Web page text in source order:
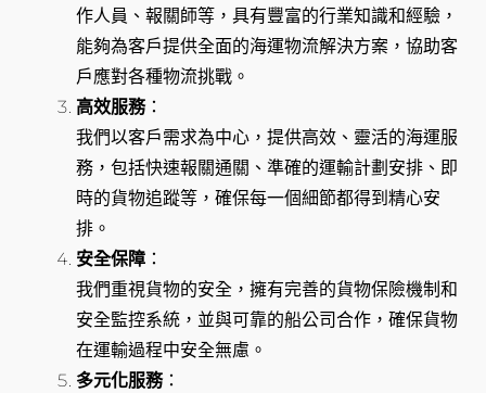
作人員、報關師等，具有豐富的行業知識和經驗，
能夠為客戶提供全面的海運物流解決方案，協助客
戶應對各種物流挑戰。
高效服務：
我們以客戶需求為中心，提供高效、靈活的海運服
務，包括快速報關通關、準確的運輸計劃安排、即
時的貨物追蹤等，確保每一個細節都得到精心安
排。
安全保障 ：
我們重視貨物的安全，擁有完善的貨物保險機制和
安全監控系統，並與可靠的船公司合作，確保貨物
在運輸過程中安全無慮。
多元化服務：